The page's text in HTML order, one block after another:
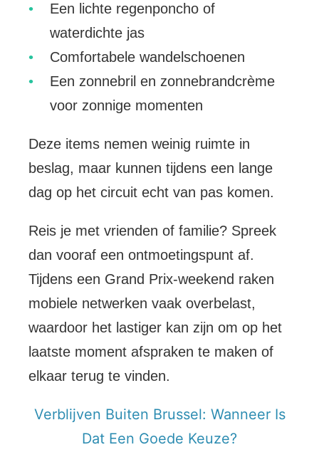
Een lichte regenponcho of
waterdichte jas
Comfortabele wandelschoenen
Een zonnebril en zonnebrandcrème
voor zonnige momenten
Deze items nemen weinig ruimte in
beslag, maar kunnen tijdens een lange
dag op het circuit echt van pas komen.
Reis je met vrienden of familie? Spreek
dan vooraf een ontmoetingspunt af.
Tijdens een Grand Prix-weekend raken
mobiele netwerken vaak overbelast,
waardoor het lastiger kan zijn om op het
laatste moment afspraken te maken of
elkaar terug te vinden.
Verblijven Buiten Brussel: Wanneer Is
Dat Een Goede Keuze?